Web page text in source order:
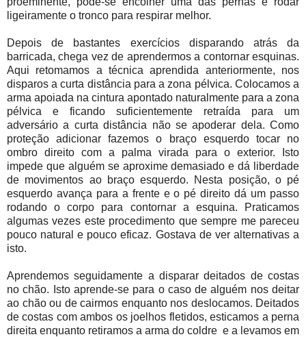
ligeiramente o tronco para respirar melhor.
Depois de bastantes exercícios disparando atrás da
barricada, chega vez de aprendermos a contornar esquinas.
Aqui retomamos a técnica aprendida anteriormente, nos
disparos a curta distância para a zona pélvica. Colocamos a
arma apoiada na cintura apontado naturalmente para a zona
pélvica e ficando suficientemente retraída para um
adversário a curta distância não se apoderar dela. Como
proteção adicionar fazemos o braço esquerdo tocar no
ombro direito com a palma virada para o exterior. Isto
impede que alguém se aproxime demasiado e dá liberdade
de movimentos ao braço esquerdo. Nesta posição, o pé
esquerdo avança para a frente e o pé direito dá um passo
rodando o corpo para contornar a esquina. Praticamos
algumas vezes este procedimento que sempre me pareceu
pouco natural e pouco eficaz. Gostava de ver alternativas a
isto.
Aprendemos seguidamente a disparar deitados de costas
no chão. Isto aprende-se para o caso de alguém nos deitar
ao chão ou de cairmos enquanto nos deslocamos. Deitados
de costas com ambos os joelhos fletidos, esticamos a perna
direita enquanto retiramos a arma do coldre e a levamos em